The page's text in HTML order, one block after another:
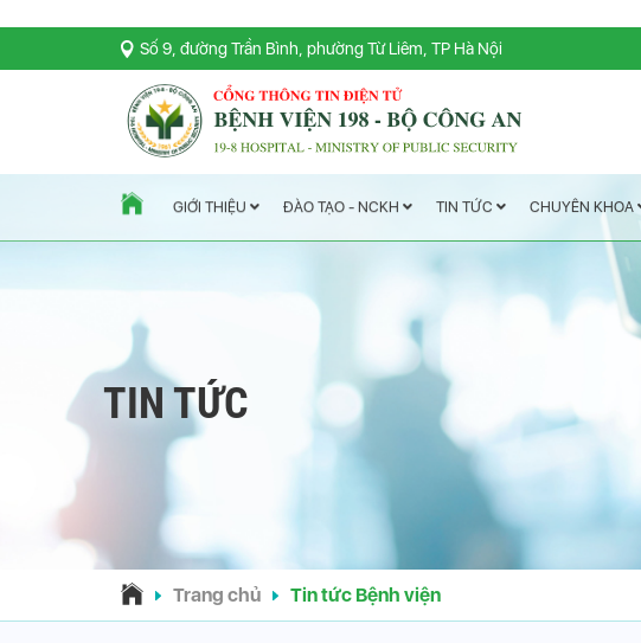
Số 9, đường Trần Bình, phường Từ Liêm, TP Hà Nội
GIỚI THIỆU ĐÀO TẠO - NCKH TIN TỨC CHUYÊN KHOA
TIN TỨC
Trang chủ Tin tức Bệnh viện